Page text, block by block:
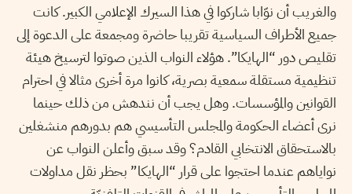
والغريب أن نوّابا شاركوا في هذا السيرك الإعلامي الكبير. كانت
جميع الأطراف السياسية تقريبا حاضرة ومجمعة على الدعوة إلى
تقليص دور “الهايكا”. هؤلاء النواب الذين صوتوا لترسيخ هيئة
تنظيمية مستقلة سمعية بصرية، كانوا مرة أخرى مثالا في احترام
القوانين والمؤسسات. وهل يجب أن نندهش من ذلك حينما
نرى أعضاء الحكومة والمجلس التأسيسي هم بدورهم منشغلين
بالاستحقاق الانتخابي القادم؟ وقد سبق وأعلن النواب عن
نواياهم عندما احتجوا على قرار “الهايكا” بحظر نقل مداولات